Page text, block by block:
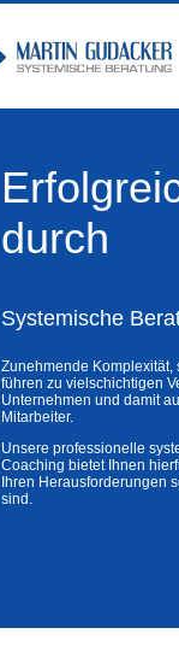
durch
Systemische
Zunehmende Komplexität,
führen zu vielschichtigen
Unternehmen und damit
Mitarbeiter.
Unsere professionelle
Coaching bietet Ihnen
Ihren Herausforderungen
sind.